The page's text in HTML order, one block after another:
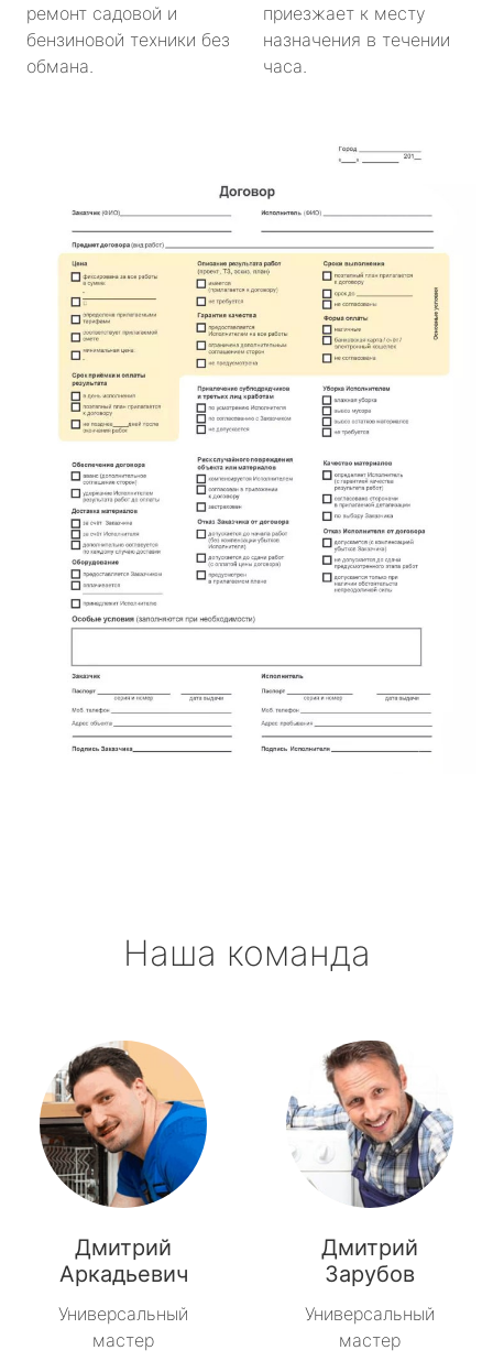
ремонт садовой и
бензиновой техники без
обмана.
приезжает к месту
назначения в течении
часа.
Наша команда
Дмитрий
Аркадьевич
Универсальный
мастер
Дмитрий
Зарубов
Универсальный
мастер